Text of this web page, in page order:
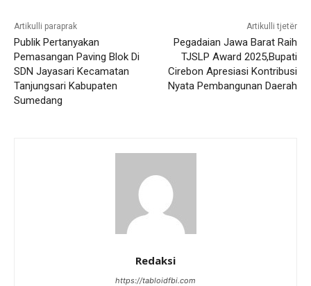
Artikulli paraprak
Publik Pertanyakan
Pemasangan Paving Blok Di
SDN Jayasari Kecamatan
Tanjungsari Kabupaten
Sumedang
Artikulli tjetër
Pegadaian Jawa Barat Raih
TJSLP Award 2025,Bupati
Cirebon Apresiasi Kontribusi
Nyata Pembangunan Daerah
Redaksi
https://tabloidfbi.com